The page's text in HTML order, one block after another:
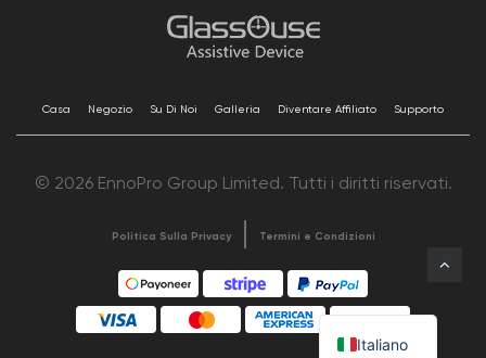
Casa Negozio Su Di Noi Galleria Diventare Affiliato Supporto
© 2026 EnnoPro Group Limited. Tutti i diritti riservati.
Politica Sulla Privacy Termini e Condizioni
Italiano